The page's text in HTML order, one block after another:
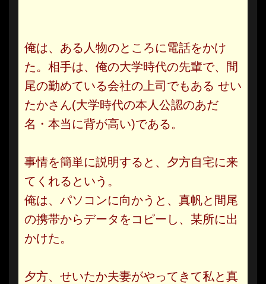
俺は、ある人物のところに電話をかけ
た。相手は、俺の大学時代の先輩で、間
尾の勤めている会社の上司でもある せい
たかさん(大学時代の本人公認のあだ
名・本当に背が高い)である。
事情を簡単に説明すると、夕方自宅に来
てくれるという。
俺は、パソコンに向かうと、真帆と間尾
の携帯からデータをコピーし、某所に出
かけた。
夕方、せいたか夫妻がやってきて私と真